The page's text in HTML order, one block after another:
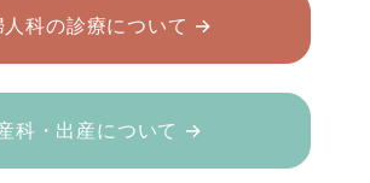
人科の診療について →
科・出産について →